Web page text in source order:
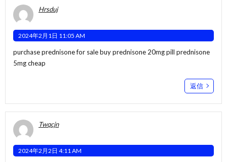
Hrsduj
2024年2月1日 11:05 AM
purchase prednisone for salebuy prednisone 20mg pill prednisone
5mg cheap
返信
Twqcjn
2024年2月2日 4:11 AM